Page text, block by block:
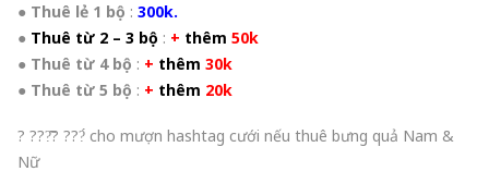
● Thuê lẻ 1 bộ : 300k.
● Thuê từ 2 – 3 bộ : + thêm 50k
● Thuê từ 4 bộ : + thêm 30k
● Thuê từ 5 bộ : + thêm 20k
? ???̂̃? ???́ cho mượn hashtag cưới nếu thuê bưng quả Nam &
Nữ